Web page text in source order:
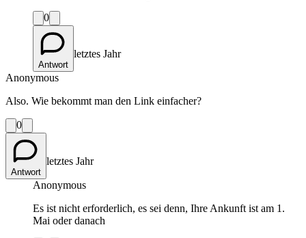
0
Antwort
letztes Jahr
Anonymous
Also. Wie bekommt man den Link einfacher?
0
Antwort
letztes Jahr
Anonymous
Es ist nicht erforderlich, es sei denn, Ihre Ankunft ist am 1.
Mai oder danach